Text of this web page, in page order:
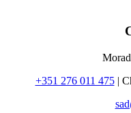
+351 276 011 475|